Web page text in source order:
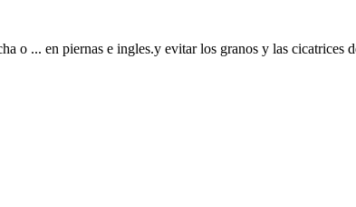
o ... en piernas e ingles.y evitar los granos y las cicatrices